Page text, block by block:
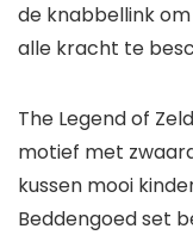
de knabbellink
alle kracht te
The Legend of
motief met
kussen mooi
Beddengoed set